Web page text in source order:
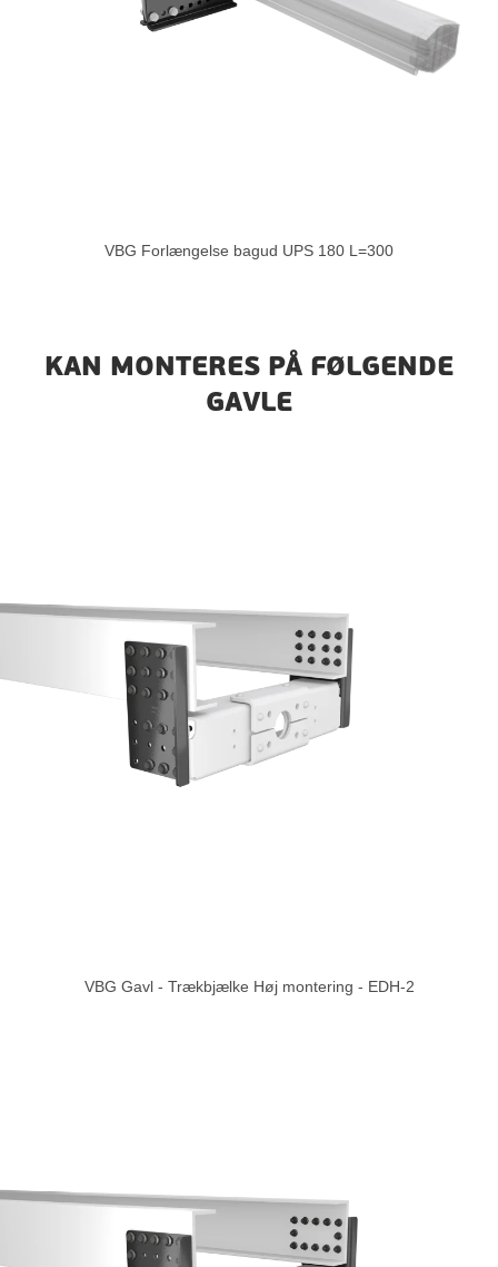
VBG Forlængelse bagud UPS 180 L=300
KAN MONTERES PÅ FØLGENDE
GAVLE
VBG Gavl - Trækbjælke Høj montering - EDH-2